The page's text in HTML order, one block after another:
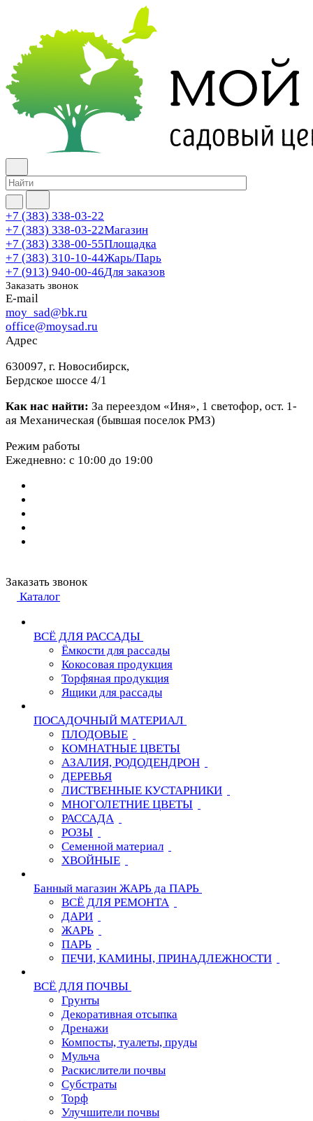
+7 (383) 338-03-22
+7 (383) 338-03-22Магазин
+7 (383) 338-00-55Площадка
+7 (383) 310-10-44Жарь/Парь
+7 (913) 940-00-46Для заказов
Заказать звонок
E-mail
moy_sad@bk.ru
office@moysad.ru
Адрес
630097, г. Новосибирск,
Бердское шоссе 4/1
Как нас найти: За переездом «Иня», 1 светофор, ост. 1-
ая Механическая (бывшая поселок РМЗ)
Режим работы
Ежедневно: с 10:00 до 19:00
Заказать звонок
Каталог
ВСЁ ДЛЯ РАССАДЫ
Ёмкости для рассады
Кокосовая продукция
Торфяная продукция
Ящики для рассады
ПОСАДОЧНЫЙ МАТЕРИАЛ
ПЛОДОВЫЕ
КОМНАТНЫЕ ЦВЕТЫ
АЗАЛИЯ, РОДОДЕНДРОН
ДЕРЕВЬЯ
ЛИСТВЕННЫЕ КУСТАРНИКИ
МНОГОЛЕТНИЕ ЦВЕТЫ
РАССАДА
РОЗЫ
Семенной материал
ХВОЙНЫЕ
Банный магазин ЖАРЬ да ПАРЬ
ВСЁ ДЛЯ РЕМОНТА
ДАРИ
ЖАРЬ
ПАРЬ
ПЕЧИ, КАМИНЫ, ПРИНАДЛЕЖНОСТИ
ВСЁ ДЛЯ ПОЧВЫ
Грунты
Декоративная отсыпка
Дренажи
Компосты, туалеты, пруды
Мульча
Раскислители почвы
Субстраты
Торф
Улучшители почвы